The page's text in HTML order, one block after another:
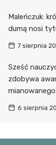
Maleńczuk:
dumą nosi
7 sierpnia
Sześć
zdobywa
mianowanego
6 sierpnia